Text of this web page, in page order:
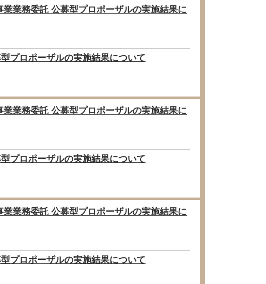
業務委託 公募型プロポーザルの実施結果に
プロポーザルの実施結果について
業務委託 公募型プロポーザルの実施結果に
プロポーザルの実施結果について
業務委託 公募型プロポーザルの実施結果に
プロポーザルの実施結果について